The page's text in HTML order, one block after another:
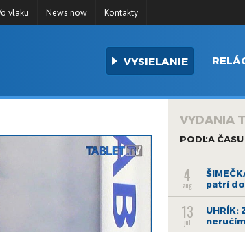
vlaku News now Kontakty
VYSIELANIE
VYDANIA
PODĽA ČASU
4
aug
patrí
13
júl
UHRÍK: